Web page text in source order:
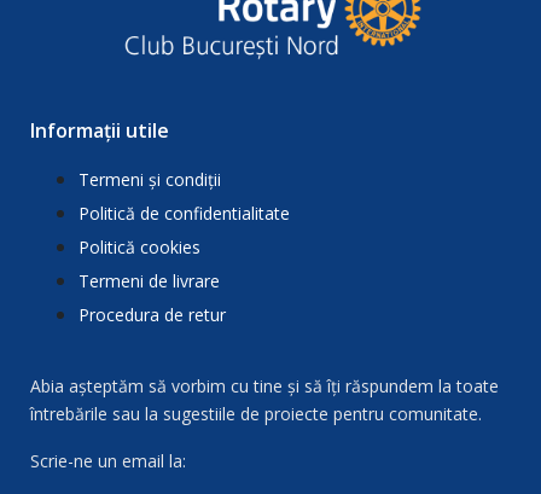
Informații utile
Termeni și condiții
Politică de confidentialitate
Politică cookies
Termeni de livrare
Procedura de retur
Abia așteptăm să vorbim cu tine și să îți răspundem la toate
întrebările sau la sugestiile de proiecte pentru comunitate.
Scrie-ne un email la: